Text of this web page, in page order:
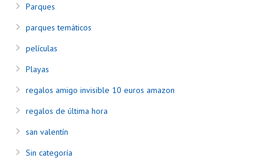
Parques
parques temáticos
películas
Playas
regalos amigo invisible 10 euros amazon
regalos de última hora
san valentín
Sin categoría